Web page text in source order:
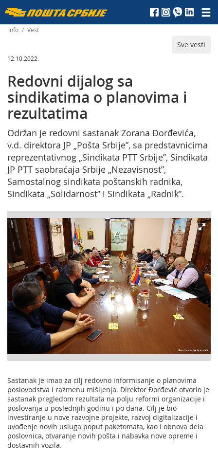
Пошта
Србије
д.о.о.
Info / Vest
Sve vesti
12.10.2022.
Redovni dijalog sa
sindikatima o planovima i
rezultatima
Održan je redovni sastanak Zorana Đorđevića,
v.d. direktora JP „Pošta Srbije”, sa predstavnicima
reprezentativnog „Sindikata PTT Srbije”, Sindikata
JP PTT saobraćaja Srbije „Nezavisnost”,
Samostalnog sindikata poštanskih radnika,
Sindikata „Solidarnost” i Sindikata „Radnik”.
Sastanak je imao za cilj redovno informisanje o planovima
poslovodstva i razmenu mišljenja. Direktor Đorđević otvorio je
sastanak pregledom rezultata na polju reformi organizacije i
poslovanja u poslednjih godinu i po dana. Cilj je bio
investiranje u nove razvojne projekte, razvoj digitalizacije i
uvođenje novih usluga poput paketomata, kao i obnova dela
poslovnica, otvaranje novih pošta i nabavka nove opreme i
dostavnih vozila.